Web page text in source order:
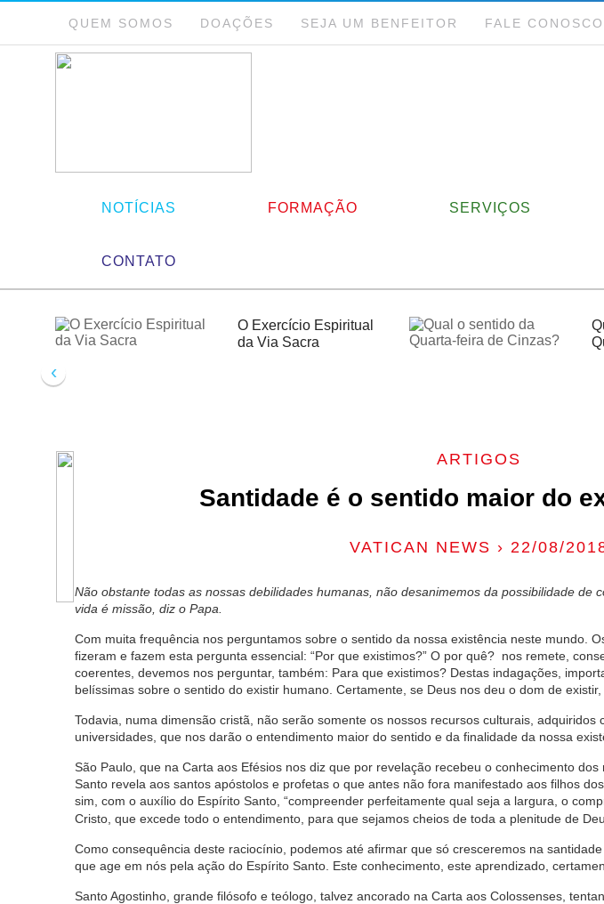
QUEM SOMOS DOAÇÕES SEJA UM BENFEITOR FALE CONOSCO
NOTÍCIAS FORMAÇÃO SERVIÇOS
CONTATO
O Exercício Espiritual
da Via Sacra
‹
ARTIGOS
Santidade é o sentido maior do
VATICAN NEWS › 22/08/
Não obstante todas as nossas debilidades humanas, não desanimemos da possibilidade de
vida é missão, diz o Papa.
Com muita frequência nos perguntamos sobre o sentido da nossa existência neste mundo.
fizeram e fazem esta pergunta essencial: “Por que existimos?” O por quê? nos remete,
coerentes, devemos nos perguntar, também: Para que existimos? Destas indagações,
belíssimas sobre o sentido do existir humano. Certamente, se Deus nos deu o dom de
Todavia, numa dimensão cristã, não serão somente os nossos recursos culturais,
universidades, que nos darão o entendimento maior do sentido e da finalidade da nossa
São Paulo, que na Carta aos Efésios nos diz que por revelação recebeu o conhecimento
Santo revela aos santos apóstolos e profetas o que antes não fora manifestado aos filhos
sim, com o auxílio do Espírito Santo, “compreender perfeitamente qual seja a largura, o
Cristo, que excede todo o entendimento, para que sejamos cheios de toda a plenitude de
Como consequência deste raciocínio, podemos até afirmar que só cresceremos na
que age em nós pela ação do Espírito Santo. Este conhecimento, este aprendizado,
Santo Agostinho, grande filósofo e teólogo, talvez ancorado na Carta aos Colossenses,